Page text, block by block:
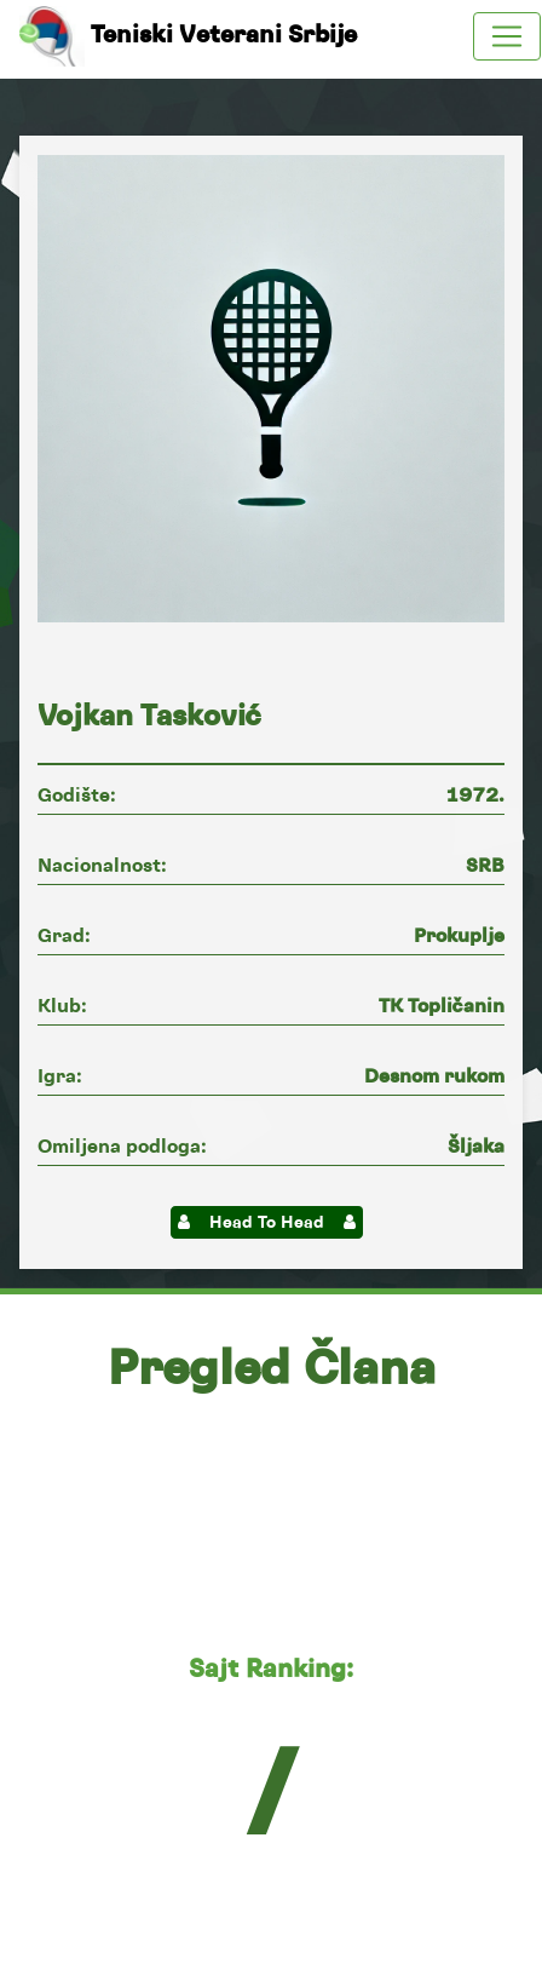
Teniski Veterani Srbije
Vojkan Tasković
Godište: 1972.
Nacionalnost: SRB
Grad: Prokuplje
Klub: TK Topličanin
Igra: Desnom rukom
Omiljena podloga: Šljaka
Head To Head
Pregled Člana
Sajt Ranking:
/